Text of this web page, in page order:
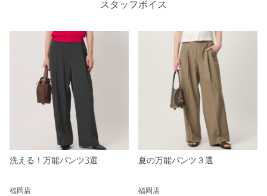
スタッフボイス
洗える！万能パンツ3選
福岡店
夏の万能パンツ３選
福岡店